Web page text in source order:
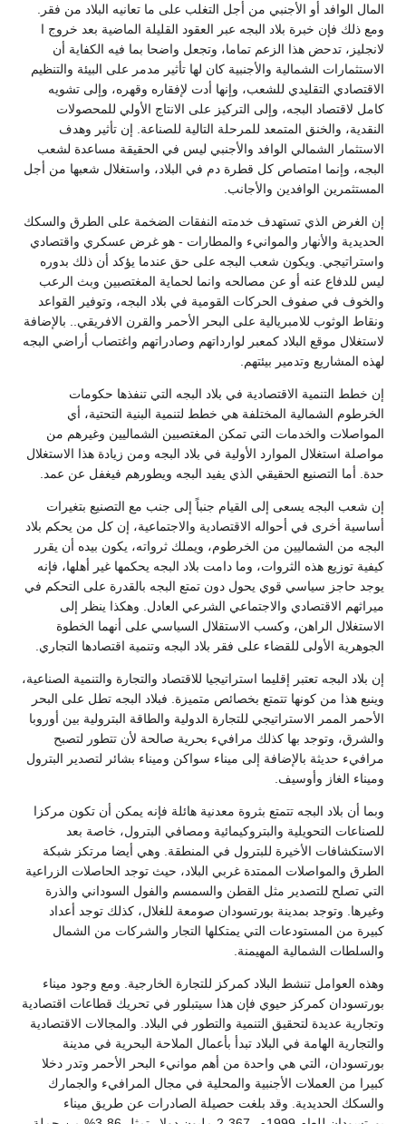
المال الوافد أو الأجنبي من أجل التغلب على ما تعانيه البلاد من فقر.
ومع ذلك فإن خبرة بلاد البجه عبر العقود القليلة الماضية بعد خروج ا
لانجليز، تدحض هذا الزعم تماما، وتجعل واضحا بما فيه الكفاية أن
الاستثمارات الشمالية والأجنبية كان لها تأثير مدمر على البيئة والتنظيم
الاقتصادي التقليدي للشعب، وإنها أدت لإفقاره وقهره، وإلى تشويه
كامل لاقتصاد البجه، وإلى التركيز على الانتاج الأولي للمحصولات
النقدية، والخنق المتمعد للمرحلة التالية للصناعة. إن تأثير وهدف
الاستثمار الشمالي الوافد والأجنبي ليس في الحقيقة مساعدة لشعب
البجه، وإنما امتصاص كل قطرة دم في البلاد، واستغلال شعبها من أجل
المستثمرين الوافدين والأجانب.
إن الغرض الذي تستهدف خدمته النفقات الضخمة على الطرق والسكك
الحديدية والأنهار والموانيء والمطارات - هو غرض عسكري واقتصادي
واستراتيجي. ويكون شعب البجه على حق عندما يؤكد أن ذلك بدوره
ليس للدفاع عنه أو عن مصالحه وانما لحماية المغتصبين وبث الرعب
والخوف في صفوف الحركات القومية في بلاد البجه، وتوفير القواعد
ونقاط الوثوب للامبريالية على البحر الأحمر والقرن الافريقي.. بالإضافة
لاستغلال موقع البلاد كمعبر لوارداتهم وصادراتهم واغتصاب أراضي البجه
لهذه المشاريع وتدمير بيئتهم.
إن خطط التنمية الاقتصادية في بلاد البجه التي تنفذها حكومات
الخرطوم الشمالية المختلفة هي خطط لتنمية البنية التحتية، أي
المواصلات والخدمات التي تمكن المغتصبين الشماليين وغيرهم من
مواصلة استغلال الموارد الأولية في بلاد البجه ومن زيادة هذا الاستغلال
حدة. أما التصنيع الحقيقي الذي يفيد البجه ويطورهم فيغفل عن عمد.
إن شعب البجه يسعى إلى القيام جنباً إلى جنب مع التصنيع بتغيرات
أساسية أخرى في أحواله الاقتصادية والاجتماعية، إن كل من يحكم بلاد
البجه من الشماليين من الخرطوم، ويملك ثرواته، يكون بيده أن يقرر
كيفية توزيع هذه الثروات، وما دامت بلاد البجه يحكمها غير أهلها، فإنه
يوجد حاجز سياسي قوي يحول دون تمتع البجه بالقدرة على التحكم في
ميراثهم الاقتصادي والاجتماعي الشرعي العادل. وهكذا ينظر إلى
الاستغلال الراهن، وكسب الاستقلال السياسي على أنهما الخطوة
الجوهرية الأولى للقضاء على فقر بلاد البجه وتنمية اقتصادها التجاري.
إن بلاد البجه تعتبر إقليما استراتيجيا للاقتصاد والتجارة والتنمية الصناعية،
وينبع هذا من كونها تتمتع بخصائص متميزة. فبلاد البجه تطل على البحر
الأحمر الممر الاستراتيجي للتجارة الدولية والطاقة البترولية بين أوروبا
والشرق، وتوجد بها كذلك مرافيء بحرية صالحة لأن تتطور لتصبح
مرافيء حديثة بالإضافة إلى ميناء سواكن وميناء بشائر لتصدير البترول
وميناء الغاز وأوسيف.
وبما أن بلاد البجه تتمتع بثروة معدنية هائلة فإنه يمكن أن تكون مركزا
للصناعات التحويلية والبتروكيمائية ومصافي البترول، خاصة بعد
الاستكشافات الأخيرة للبترول في المنطقة. وهي أيضا مرتكز شبكة
الطرق والمواصلات الممتدة غربي البلاد، حيث توجد الحاصلات الزراعية
التي تصلح للتصدير مثل القطن والسمسم والفول السوداني والذرة
وغيرها. وتوجد بمدينة بورتسودان صومعة للغلال، كذلك توجد أعداد
كبيرة من المستودعات التي يمتكلها التجار والشركات من الشمال
والسلطات الشمالية المهيمنة.
وهذه العوامل تنشط البلاد كمركز للتجارة الخارجية. ومع وجود ميناء
بورتسودان كمركز حيوي فإن هذا سيتبلور في تحريك قطاعات اقتصادية
وتجارية عديدة لتحقيق التنمية والتطور في البلاد. والمجالات الاقتصادية
والتجارية الهامة في البلاد تبدأ بأعمال الملاحة البحرية في مدينة
بورتسودان، التي هي واحدة من أهم موانيء البحر الأحمر وتدر دخلا
كبيرا من العملات الأجنبية والمحلية في مجال المرافيء والجمارك
والسكك الحديدية. وقد بلغت حصيلة الصادرات عن طريق ميناء